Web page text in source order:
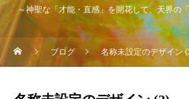
～神聖な「才能・直感」を開花して、天界の
ブログ 名称未設定のデザイン